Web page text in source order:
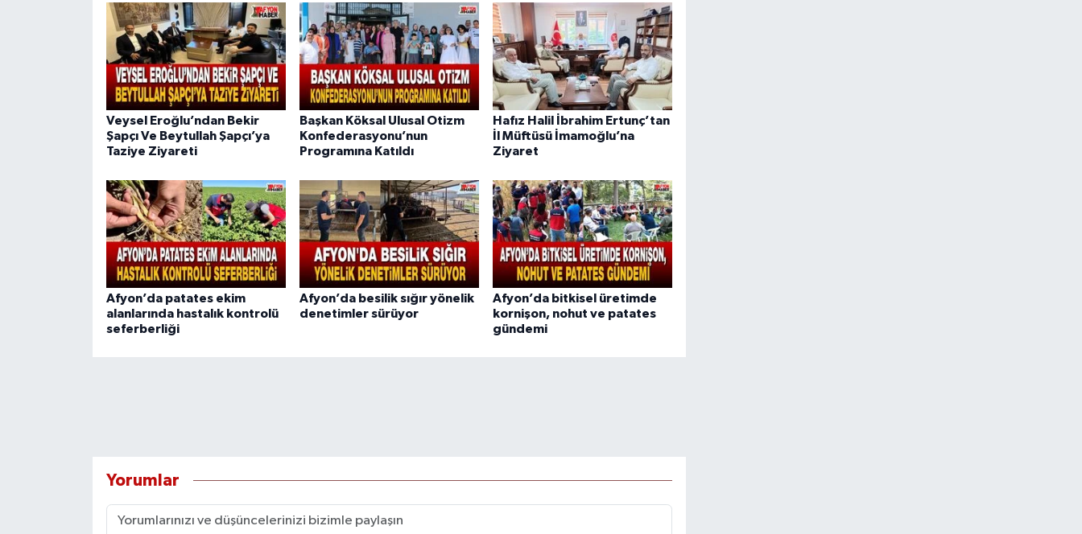
Veysel Eroğlu’ndan Bekir
Şapçı Ve Beytullah Şapçı’ya
Taziye Ziyareti
Başkan Köksal Ulusal Otizm
Konfederasyonu’nun
Programına Katıldı
Hafız Halil İbrahim Ertunç’tan
İl Müftüsü İmamoğlu’na
Ziyaret
Afyon’da patates ekim
alanlarında hastalık kontrolü
seferberliği
Afyon’da besilik sığır yönelik
denetimler sürüyor
Afyon’da bitkisel üretimde
kornişon, nohut ve patates
gündemi
Yorumlar